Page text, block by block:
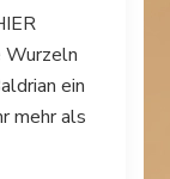
Wurzeln
ein
mehr als